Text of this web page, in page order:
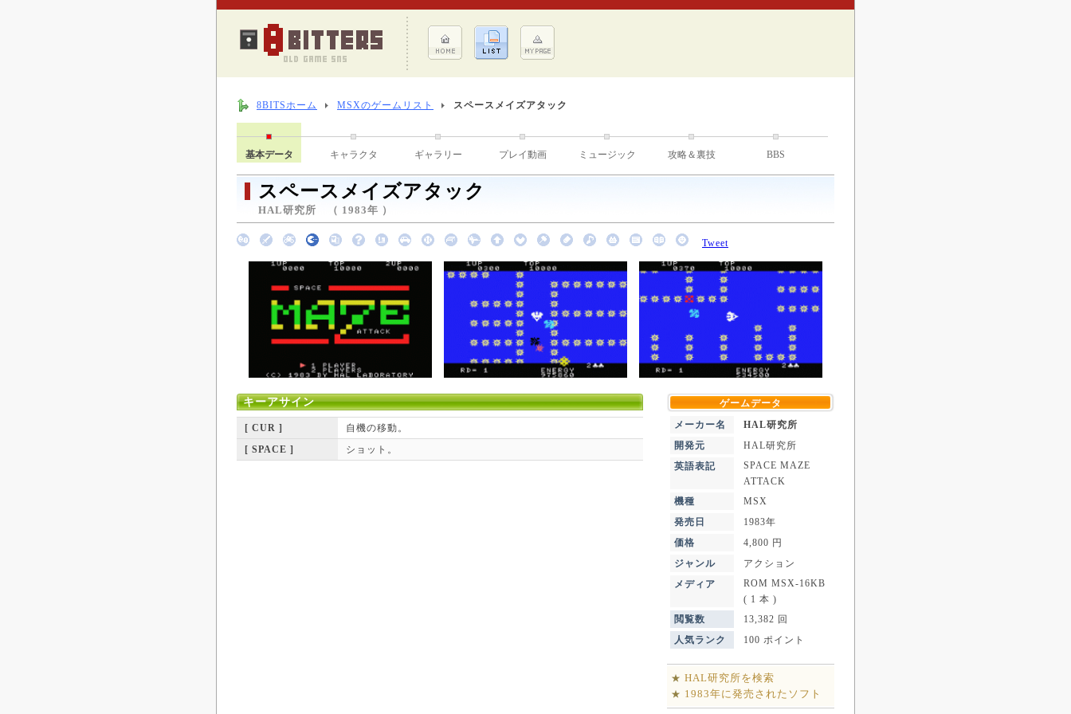
8BITSホーム MSXのゲームリスト スペースメイズアタック
基本データ キャラクタ ギャラリー プレイ動画 ミュージック 攻略＆裏技 BBS
スペースメイズアタック
HAL研究所 （ 1983年 ）
Tweet
キーアサイン
[ CUR ]
自機の移動。
[ SPACE ]
ショット。
ゲームデータ
メーカー名
HAL研究所
開発元
HAL研究所
英語表記
SPACE MAZE
ATTACK
機種
MSX
発売日
1983年
価格
4,800 円
ジャンル
アクション
メディア
ROM MSX-16KB
( 1 本 )
閲覧数
13,382 回
人気ランク
100 ポイント
★ HAL研究所を検索
★ 1983年に発売されたソフト